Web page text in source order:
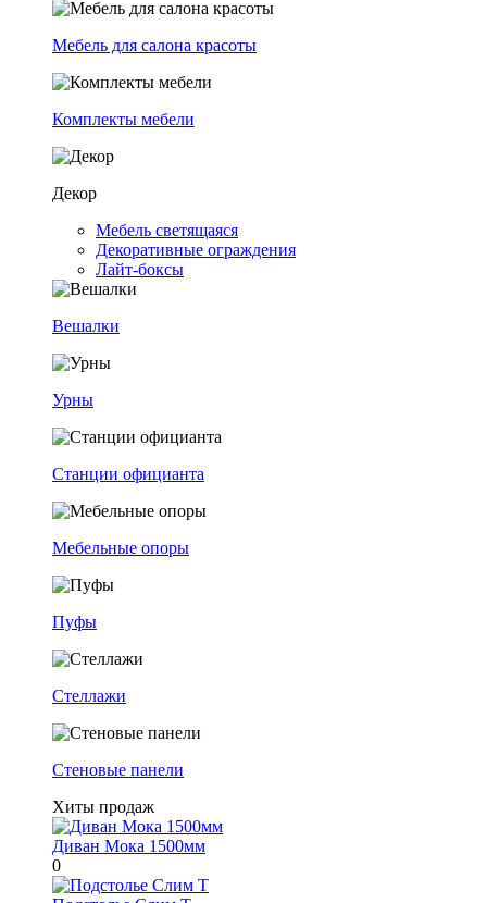
Мебель для салона красоты
Комплекты мебели
Декор
Мебель светящаяся
Декоративные ограждения
Лайт-боксы
Вешалки
Урны
Станции официанта
Мебельные опоры
Пуфы
Стеллажи
Стеновые панели
Хиты продаж
Диван Мока 1500мм
0